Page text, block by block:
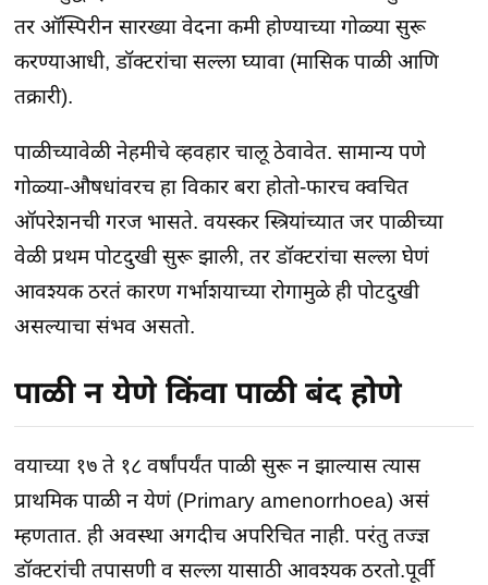
तर ऑस्पिरीन सारख्या वेदना कमी होण्याच्या गोळ्या सुरू
करण्याआधी, डॉक्टरांचा सल्ला घ्यावा (मासिक पाळी आणि
तक्रारी).
पाळीच्यावेळी नेहमीचे व्हवहार चालू ठेवावेत. सामान्य पणे
गोळ्या-औषधांवरच हा विकार बरा होतो-फारच क्वचित
ऑपरेशनची गरज भासते. वयस्कर स्त्रियांच्यात जर पाळीच्या
वेळी प्रथम पोटदुखी सुरू झाली, तर डॉक्टरांचा सल्ला घेणं
आवश्यक ठरतं कारण गर्भाशयाच्या रोगामुळे ही पोटदुखी
असल्याचा संभव असतो.
पाळी न येणे किंवा पाळी बंद होणे
वयाच्या १७ ते १८ वर्षांपर्यंत पाळी सुरू न झाल्यास त्यास
प्राथमिक पाळी न येणं (Primary amenorrhoea) असं
म्हणतात. ही अवस्था अगदीच अपरिचित नाही. परंतु तज्ज्ञ
डॉक्टरांची तपासणी व सल्ला यासाठी आवश्यक ठरतो.पूर्वी